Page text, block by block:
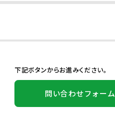
下記ボタンからお進みください。
問い合わせフォーム